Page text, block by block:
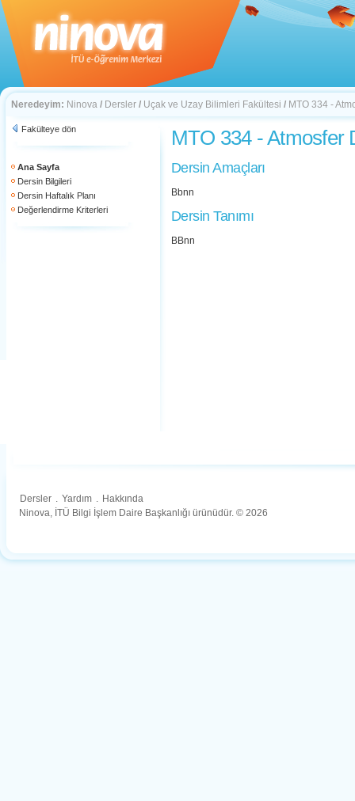
Neredeyim: Ninova / Dersler / Uçak ve Uzay Bilimleri Fakültesi / MTO 334 -
Fakülteye dön
Ana Sayfa
Dersin Bilgileri
Dersin Haftalık Planı
Değerlendirme Kriterleri
MTO 334 - Atmosfer
Dersin Amaçları
Bbnn
Dersin Tanımı
BBnn
Dersler . Yardım . Hakkında
Ninova, İTÜ Bilgi İşlem Daire Başkanlığı ürünüdür. © 2026